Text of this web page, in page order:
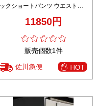
ックショートパンツ ウエストゴ
11850円
販売個数1件
佐川急便 HOT